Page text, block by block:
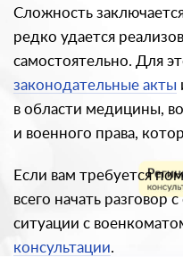
Сложность
редко удается
самостоятельно. Для
законодательные акты
в области медицины,
и военного права,
Если вам требуется
всего начать разговор
ситуации с
консультации.